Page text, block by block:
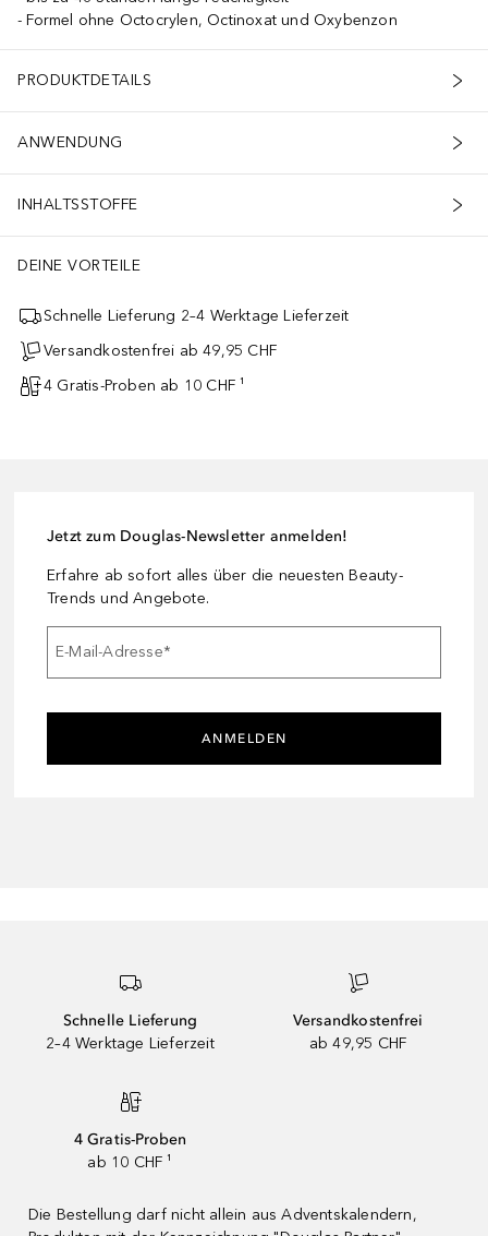
Formel ohne Octocrylen, Octinoxat und Oxybenzon
PRODUKTDETAILS
ANWENDUNG
INHALTSSTOFFE
DEINE VORTEILE
Schnelle Lieferung 2–4 Werktage Lieferzeit
Versandkostenfrei ab 49,95 CHF
4 Gratis-Proben ab 10 CHF ¹
Jetzt zum Douglas-Newsletter anmelden!
Erfahre ab sofort alles über die neuesten Beauty-
Trends und Angebote.
E-Mail-Adresse*
ANMELDEN
Schnelle Lieferung
2–4 Werktage Lieferzeit
Versandkostenfrei
ab 49,95 CHF
4 Gratis-Proben
ab 10 CHF ¹
Die Bestellung darf nicht allein aus Adventskalendern,